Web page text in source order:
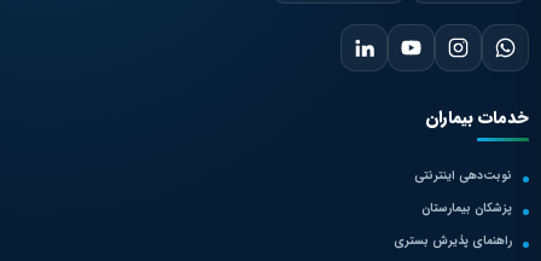
خدمات بیماران
نوبت‌دهی اینترنتی
پزشکان بیمارستان
راهنمای پذیرش بستری